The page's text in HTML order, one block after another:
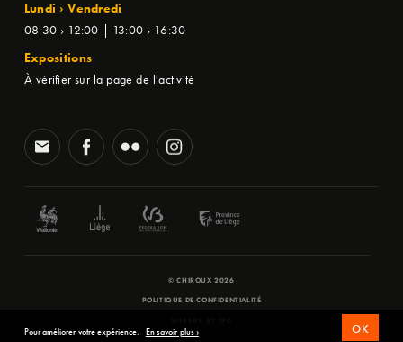
Lundi › Vendredi
08:30 › 12:00 | 13:00 › 16:30
Expositions
À vérifier sur la page de l'activité
© CHIROUX 2026
POLITIQUE DE CONFIDENTIALITÉ
Pour améliorer votre expérience. En savoir plus › OK